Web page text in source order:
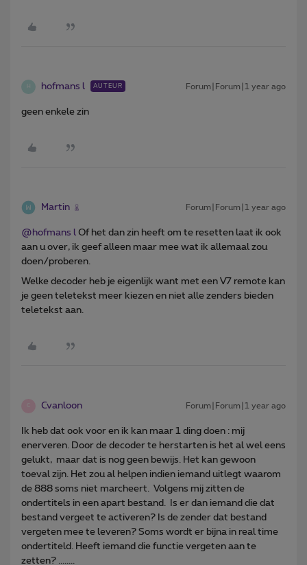
H hofmans l AUTEUR Forum|Forum|1 year ago
geen enkele zin
Martin Forum|Forum|1 year ago
@hofmans l Of het dan zin heeft om te resetten laat ik ook
aan u over, ik geef alleen maar mee wat ik allemaal zou
doen/proberen.
Welke decoder heb je eigenlijk want met een V7 remote kan
je geen teletekst meer kiezen en niet alle zenders bieden
teletekst aan.
Cvanloon Forum|Forum|1 year ago
Ik heb dat ook voor en ik kan maar 1 ding doen : mij
enerveren. Door de decoder te herstarten is het al wel eens
gelukt, maar dat is nog geen bewijs. Het kan gewoon
toeval zijn. Het zou al helpen indien iemand uitlegt waarom
de 888 soms niet marcheert. Volgens mij zitten de
ondertitels in een apart bestand. Is er dan iemand die dat
bestand vergeet te activeren? Is de zender dat bestand
vergeten mee te leveren? Soms wordt er bijna in real time
ondertiteld. Heeft iemand die functie vergeten aan te
zetten? ........